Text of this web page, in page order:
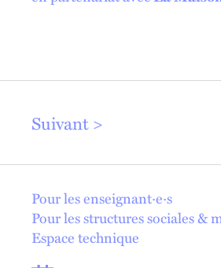
Suivant
En 1 click !
Pour les enseignant·e·s
Pour les structures sociales &
Espace technique